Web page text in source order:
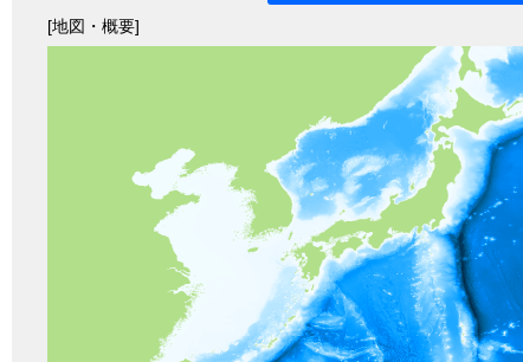
[地図・概要]